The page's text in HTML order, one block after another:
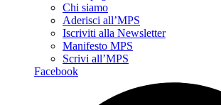
Chi siamo
Aderisci all’MPS
Iscriviti alla Newsletter
Manifesto MPS
Scrivi all’MPS
Facebook